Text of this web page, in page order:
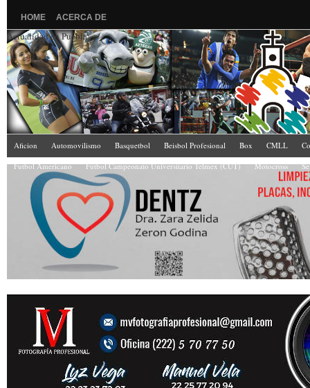
HOME ACERCA DE
Actualidad en Puebla
Aficion Automovilismo Basquetbol Beisbol Profesional Box CMLL
Futbol Americano
Fútbol Campeonato Universitario Telmex (CUT) Motocross